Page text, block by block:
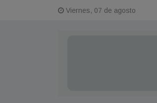
Viernes, 07 de agosto